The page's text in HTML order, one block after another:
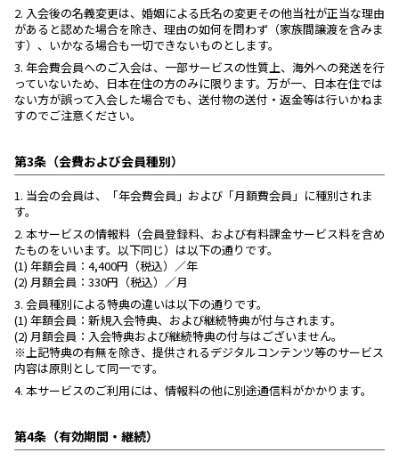
2. 入会後の名義変更は、婚姻による氏名の変更その他当社が正当な理由
があると認めた場合を除き、理由の如何を問わず（家族間譲渡を含みま
す）、いかなる場合も一切できないものとします。
3. 年会費会員へのご入会は、一部サービスの性質上、海外への発送を行
っていないため、日本在住の方のみに限ります。万が一、日本在住では
ない方が誤って入会した場合でも、送付物の送付・返金等は行いかねま
すのでご注意ください。
第3条（会費および会員種別）
1. 当会の会員は、「年会費会員」および「月額費会員」に種別されま
す。
2. 本サービスの情報料（会員登録料、および有料課金サービス料を含め
たものをいいます。以下同じ）は以下の通りです。
(1) 年額会員：4,400円（税込）／年
(2) 月額会員：330円（税込）／月
3. 会員種別による特典の違いは以下の通りです。
(1) 年額会員：新規入会特典、および継続特典が付与されます。
(2) 月額会員：入会特典および継続特典の付与はございません。
※上記特典の有無を除き、提供されるデジタルコンテンツ等のサービス
内容は原則として同一です。
4. 本サービスのご利用には、情報料の他に別途通信料がかかります。
第4条（有効期間・継続）